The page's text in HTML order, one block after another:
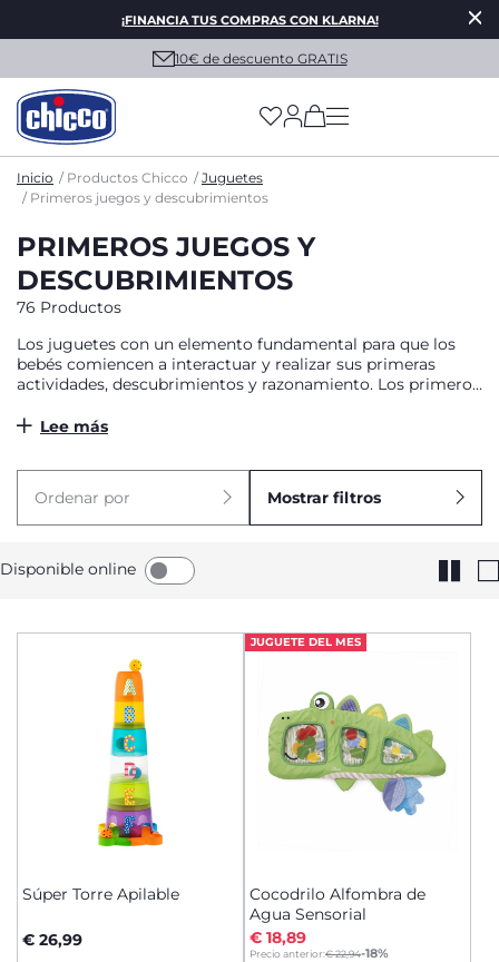
¡FINANCIA TUS COMPRAS CON KLARNA!
10€ de descuento GRATIS
(has more options
Inicio Productos Chicco
Juguetes
Primeros juegos y descubrimientos
PRIMEROS JUEGOS Y
DESCUBRIMIENTOS
76 Productos
Los juguetes con un elemento fundamental para que los
bebés comiencen a interactuar y realizar sus primeras
actividades, descubrimientos y razonamiento. Los primeros
ayudándolos en su desarrollo sensorial y motor, gracias a
Lee más
Ordenar por Mostrar filtros
Disponible online
Súper Torre Apilable
€ 26,99
JUGUETE DEL MES
Cocodrilo Alfombra de
Agua Sensorial
Precio anterior:€ 22,94-18%
to
€ 18,89